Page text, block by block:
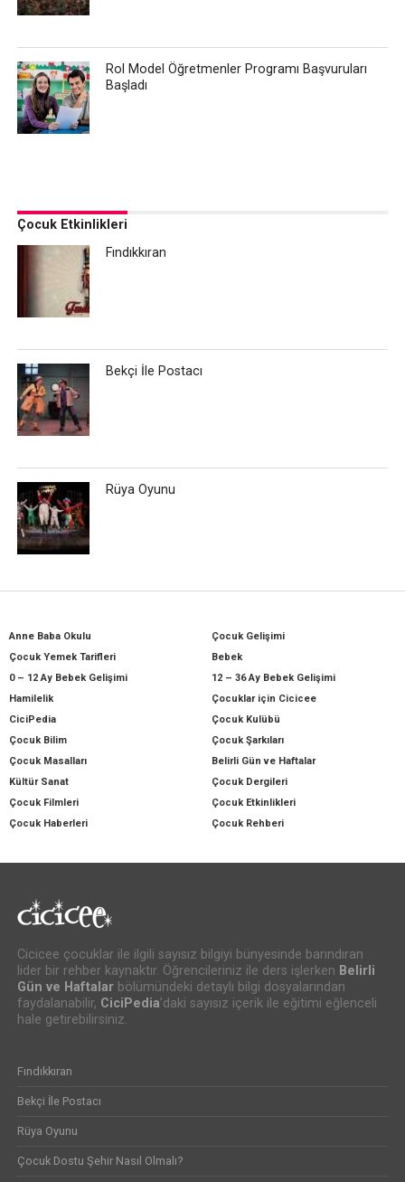
Rol Model Öğretmenler Programı Başvuruları
Başladı
Çocuk Etkinlikleri
Fındıkkıran
Bekçi İle Postacı
Rüya Oyunu
Anne Baba Okulu
Çocuk Gelişimi
Çocuk Yemek Tarifleri
Bebek
0 – 12 Ay Bebek Gelişimi
12 – 36 Ay Bebek Gelişimi
Hamilelik
Çocuklar için Cicicee
CiciPedia
Çocuk Kulübü
Çocuk Bilim
Çocuk Şarkıları
Çocuk Masalları
Belirli Gün ve Haftalar
Kültür Sanat
Çocuk Dergileri
Çocuk Filmleri
Çocuk Etkinlikleri
Çocuk Haberleri
Çocuk Rehberi
Cicicee çocuklar ile ilgili sayısız bilgiyi bünyesinde barındıran
lider bir rehber kaynaktır. Öğrencileriniz ile ders işlerken Belirli
Gün ve Haftalarbölümündeki detaylı bilgi dosyalarından
faydalanabilir, CiciPedia’daki sayısız içerik ile eğitimi eğlenceli
hale getirebilirsiniz.
Fındıkkıran
Bekçi İle Postacı
Rüya Oyunu
Çocuk Dostu Şehir Nasıl Olmalı?